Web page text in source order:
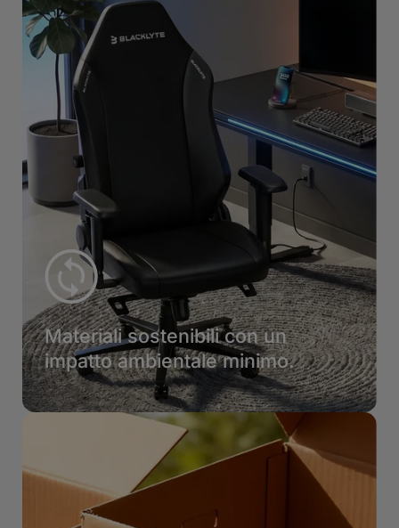
Materiali sostenibili con un
impatto ambientale minimo.